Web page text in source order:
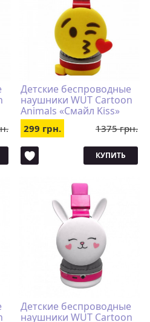
Детские беспроводные
наушники WUT Cartoon
Animals «Смайл Kiss»
299 грн. 1375 грн.
КУПИТЬ
Детские беспроводные
наушники WUT Cartoon